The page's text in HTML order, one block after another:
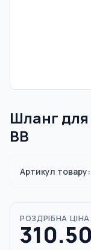
Шланг для
ВВ
Артикул товару:
РОЗДРІБНА
310.50